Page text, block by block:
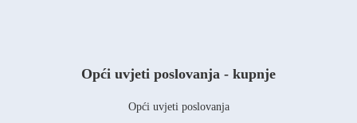
Opći uvjeti poslovanja - kupnje
Opći uvjeti poslovanja